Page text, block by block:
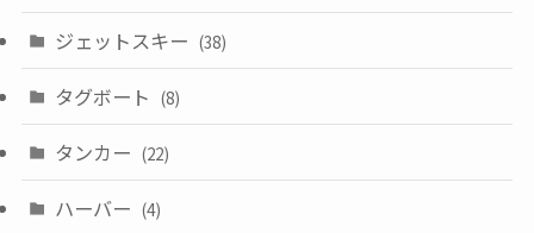
ジェットスキー (38)
タグボート (8)
タンカー (22)
ハーバー (4)